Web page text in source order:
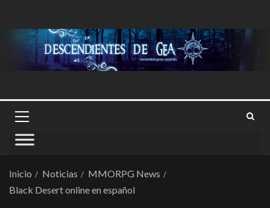
Inicio Noticias
MMORPG News
Black Desert online en español